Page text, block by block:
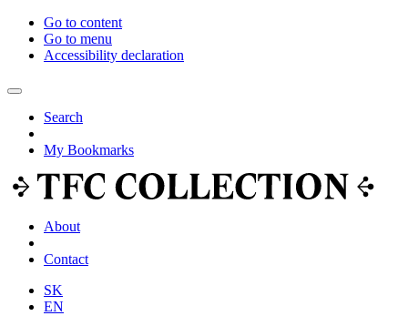
Go to content
Go to menu
Accessibility declaration
Search
My Bookmarks
About
Contact
SK
EN